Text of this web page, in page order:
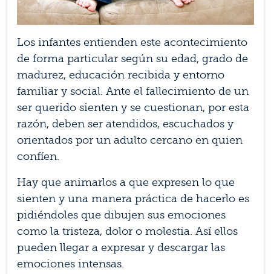
Los infantes entienden este acontecimiento
de forma particular según su edad, grado de
madurez, educación recibida y entorno
familiar y social. Ante el fallecimiento de un
ser querido sienten y se cuestionan, por esta
razón, deben ser atendidos, escuchados y
orientados por un adulto cercano en quien
confíen.
Hay que animarlos a que expresen lo que
sienten y una manera práctica de hacerlo es
pidiéndoles que dibujen sus emociones
como la tristeza, dolor o molestia. Así ellos
pueden llegar a expresar y descargar las
emociones intensas.